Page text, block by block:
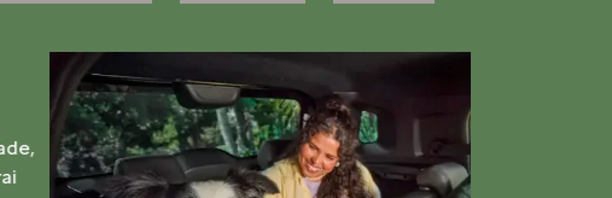
leveza na estrada e disposição para ir além. O
com um motor 1.0 Turbo e câmbio CVT
quem busca liberdade sem dispensar o